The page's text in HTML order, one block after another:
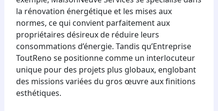
la rénovation énergétique et les mises aux
normes, ce qui convient parfaitement aux
propriétaires désireux de réduire leurs
consommations d’énergie. Tandis qu’Entreprise
ToutReno se positionne comme un interlocuteur
unique pour des projets plus globaux, englobant
des missions variées du gros œuvre aux finitions
esthétiques.